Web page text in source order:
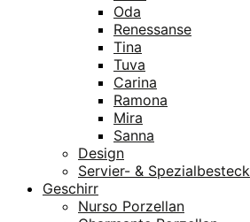
Oda
Renessanse
Tina
Tuva
Carina
Ramona
Mira
Sanna
Design
Servier- & Spezialbesteck
Geschirr
Nurso Porzellan